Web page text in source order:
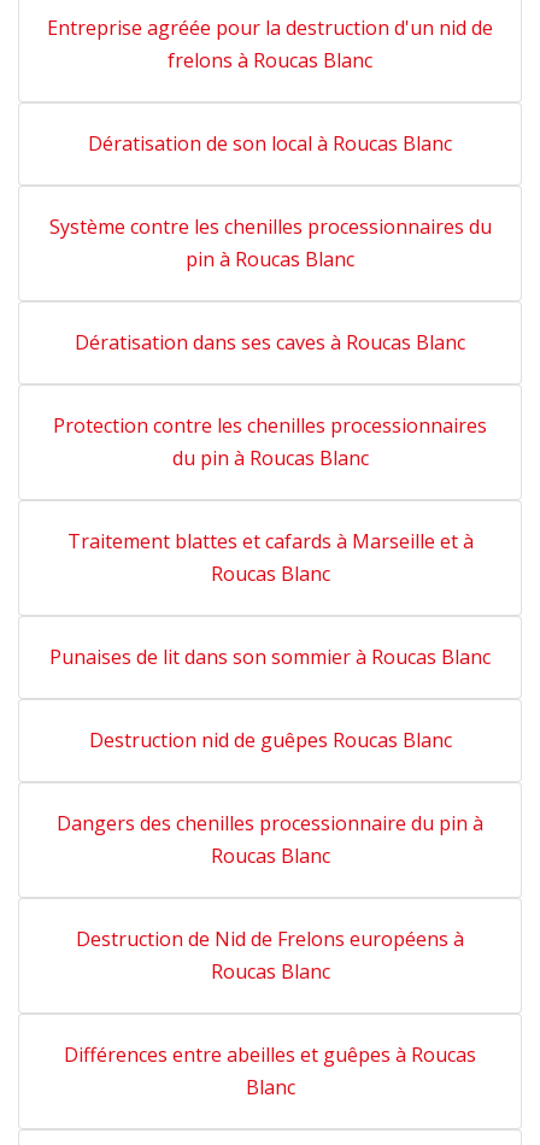
Entreprise agréée pour la destruction d'un nid de
frelons à Roucas Blanc
Dératisation de son local à Roucas Blanc
Système contre les chenilles processionnaires du
pin à Roucas Blanc
Dératisation dans ses caves à Roucas Blanc
Protection contre les chenilles processionnaires
du pin à Roucas Blanc
Traitement blattes et cafards à Marseille et à
Roucas Blanc
Punaises de lit dans son sommier à Roucas Blanc
Destruction nid de guêpes Roucas Blanc
Dangers des chenilles processionnaire du pin à
Roucas Blanc
Destruction de Nid de Frelons européens à
Roucas Blanc
Différences entre abeilles et guêpes à Roucas
Blanc